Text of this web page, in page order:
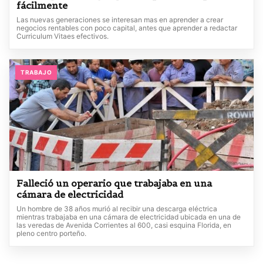
fácilmente
Las nuevas generaciones se interesan mas en aprender a crear
negocios rentables con poco capital, antes que aprender a redactar
Curriculum Vitaes efectivos.
TRABAJO
Falleció un operario que trabajaba en una
cámara de electricidad
Un hombre de 38 años murió al recibir una descarga eléctrica
mientras trabajaba en una cámara de electricidad ubicada en una de
las veredas de Avenida Corrientes al 600, casi esquina Florida, en
pleno centro porteño.